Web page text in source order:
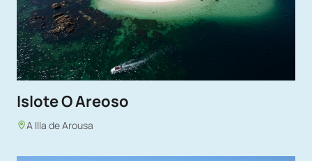
Islote O Areoso
A Illa de Arousa